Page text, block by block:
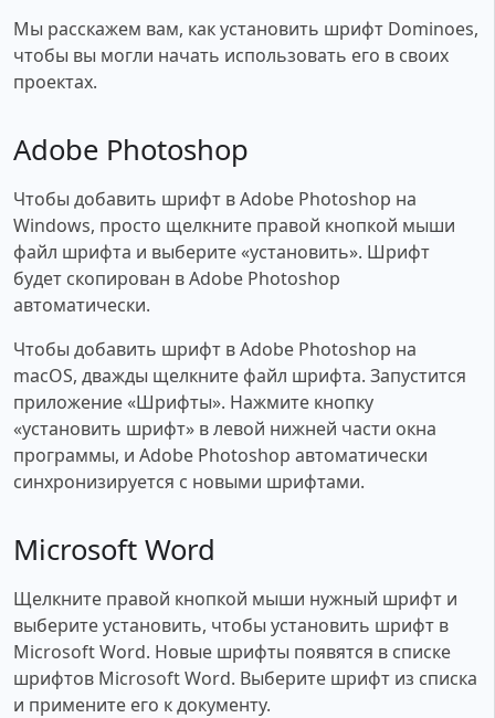
Мы расскажем вам, как установить шрифт Dominoes,
чтобы вы могли начать использовать его в своих
проектах.
Adobe Photoshop
Чтобы добавить шрифт в Adobe Photoshop на
Windows, просто щелкните правой кнопкой мыши
файл шрифта и выберите «установить». Шрифт
будет скопирован в Adobe Photoshop
автоматически.
Чтобы добавить шрифт в Adobe Photoshop на
macOS, дважды щелкните файл шрифта. Запустится
приложение «Шрифты». Нажмите кнопку
«установить шрифт» в левой нижней части окна
программы, и Adobe Photoshop автоматически
синхронизируется с новыми шрифтами.
Microsoft Word
Щелкните правой кнопкой мыши нужный шрифт и
выберите установить, чтобы установить шрифт в
Microsoft Word. Новые шрифты появятся в списке
шрифтов Microsoft Word. Выберите шрифт из списка
и примените его к документу.